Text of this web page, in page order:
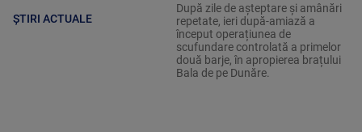
ȘTIRI ACTUALE
După zile de așteptare și amânări
repetate, ieri după-amiază a
început operațiunea de
scufundare controlată a primelor
două barje, în apropierea brațului
Bala de pe Dunăre.